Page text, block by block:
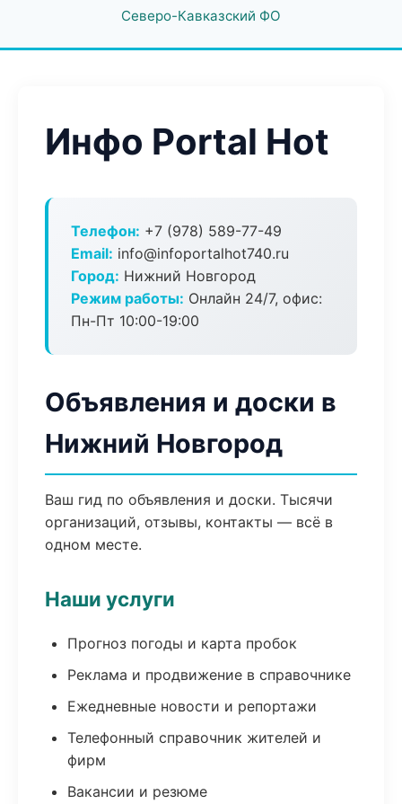
Северо-Кавказский ФО
Инфо Portal Hot
Телефон: +7 (978) 589-77-49
Email: info@infoportalhot740.ru
Город: Нижний Новгород
Режим работы: Онлайн 24/7, офис:
Пн-Пт 10:00-19:00
Объявления и доски в
Нижний Новгород
Ваш гид по объявления и доски. Тысячи
организаций, отзывы, контакты — всё в
одном месте.
Наши услуги
Прогноз погоды и карта пробок
Реклама и продвижение в справочнике
Ежедневные новости и репортажи
Телефонный справочник жителей и
фирм
Вакансии и резюме